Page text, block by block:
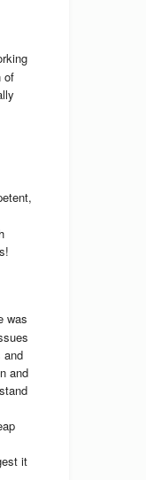
of
was
and
and
it